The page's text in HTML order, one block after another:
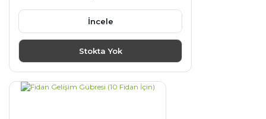
İncele
Stokta Yok